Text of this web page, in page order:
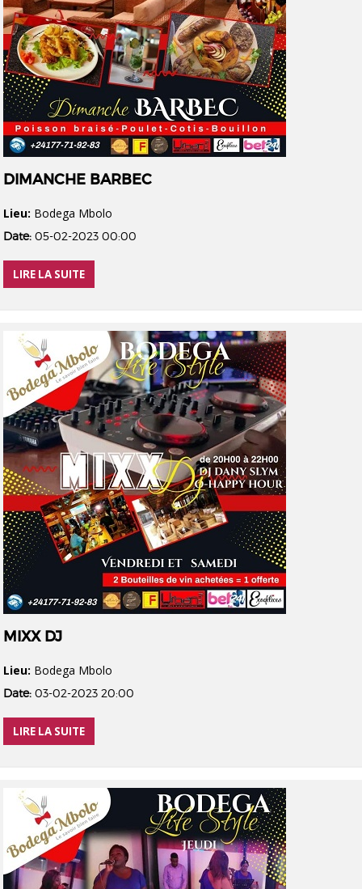
DIMANCHE BARBEC
Lieu: Bodega Mbolo
Date: 05-02-2023 00:00
LIRE LA SUITE
MIXX DJ
Lieu: Bodega Mbolo
Date: 03-02-2023 20:00
LIRE LA SUITE